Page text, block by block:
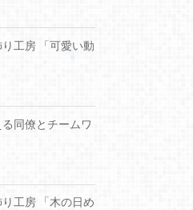
工房 「可愛い動
同僚とチームワ
工房 「木の日め